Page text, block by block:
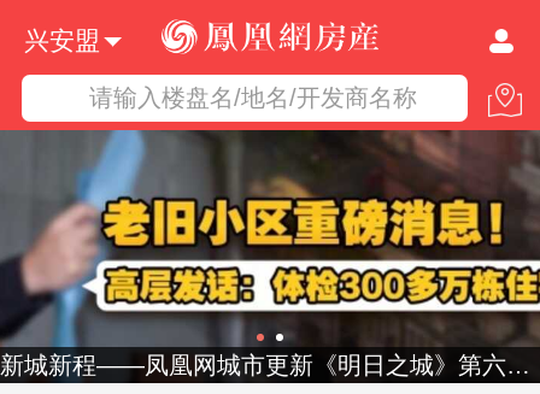
兴安盟
请输入楼盘名/地名/开发商名称
新城新程——凤凰网城市更新《明日之城》第六季启幕